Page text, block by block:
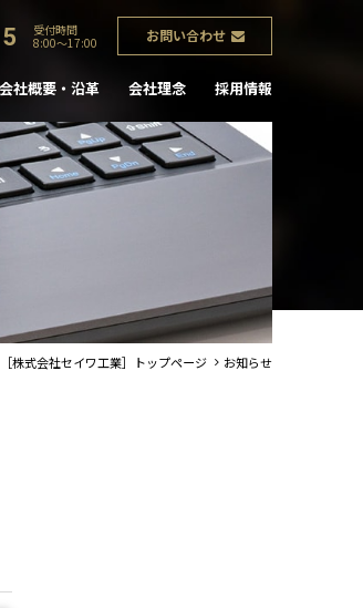
受付時間
8:00～17:00
お問い合わせ
会社概要・沿革 会社理念 採用情報
［株式会社セイワ工業］トップページ お知らせ